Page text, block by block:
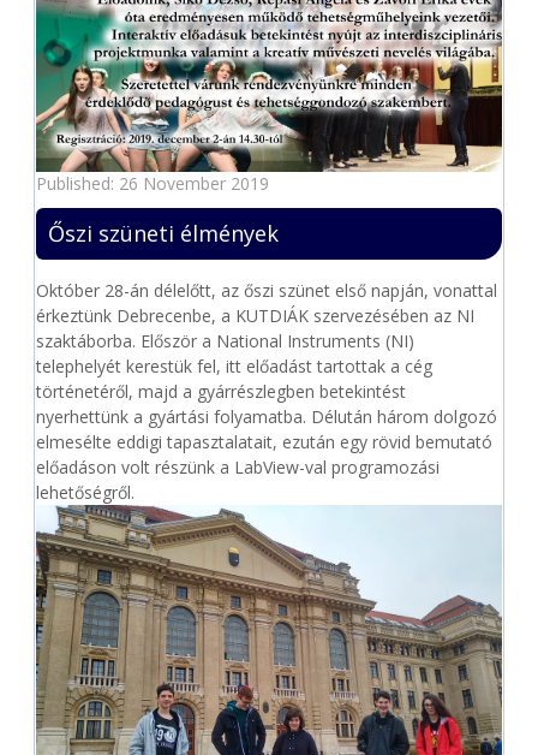
Published: 26 November 2019
Őszi szüneti élmények
Október 28-án délelőtt, az őszi szünet első napján, vonattal
érkeztünk Debrecenbe, a KUTDIÁK szervezésében az NI
szaktáborba. Először a National Instruments (NI)
telephelyét kerestük fel, itt előadást tartottak a cég
történetéről, majd a gyárrészlegben betekintést
nyerhettünk a gyártási folyamatba. Délután három dolgozó
elmesélte eddigi tapasztalatait, ezután egy rövid bemutató
előadáson volt részünk a LabView-val programozási
lehetőségről.